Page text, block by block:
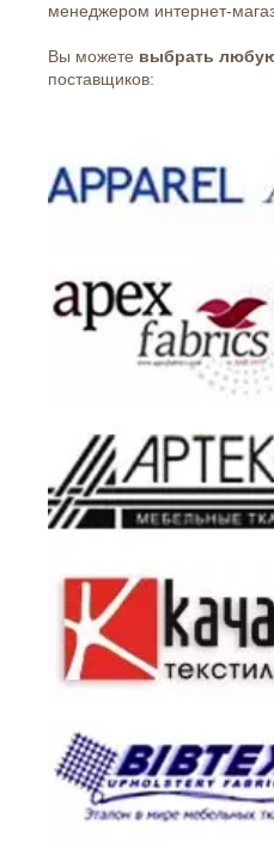
менеджером интернет-
Вы можете выбрать
поставщиков: